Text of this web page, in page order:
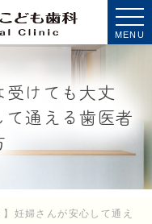
MENU
受けても大丈
通える歯医者
妊婦さんが安心して通え